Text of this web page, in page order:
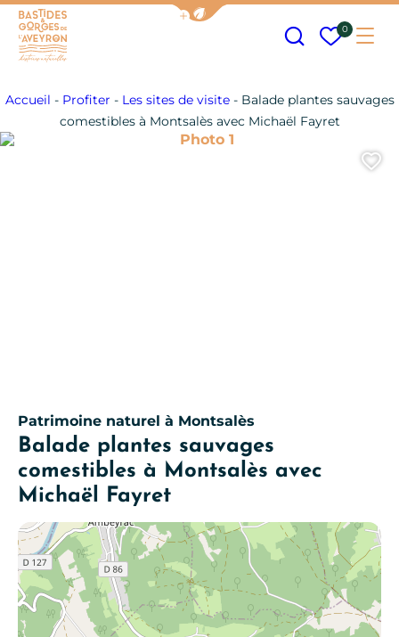
Afficher la barre de navigation
Mes
0
Accueil - Profiter - Les sites de visite- Balade plantes sauvages
comestibles à Montsalès avec Michaël Fayret
Patrimoine naturel à Montsalès
Balade plantes sauvages
comestibles à Montsalès avec
Michaël Fayret
Photo 1